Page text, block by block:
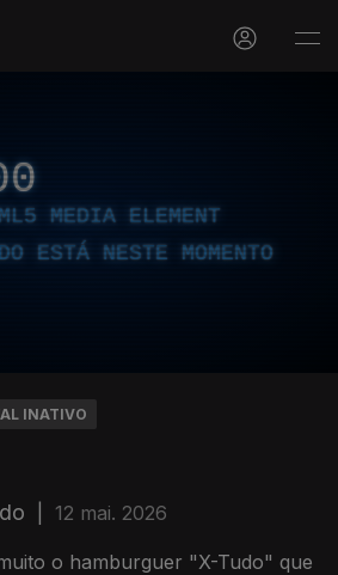
MEDIA ELEMENT
ESTÁ NESTE MOMENTO
INATIVO
12 mai. 2026
o hamburguer "X-Tudo" que